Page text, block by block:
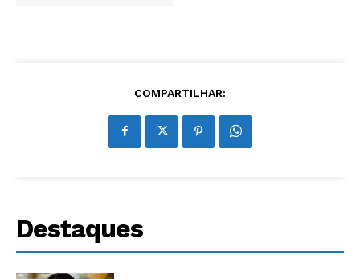
COMPARTILHAR:
Destaques